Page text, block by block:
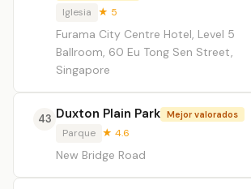
Iglesia ★ 5
Furama City Centre Hotel, Level 5
Ballroom, 60 Eu Tong Sen Street,
Singapore
43 Duxton Plain Park Mejor valorados
Parque ★ 4.6
New Bridge Road